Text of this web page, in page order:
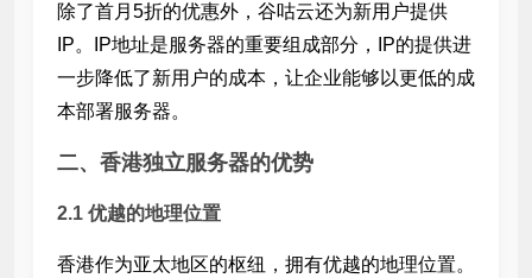
除了首月5折的优惠外，谷咕云还为新用户提供
IP。IP地址是服务器的重要组成部分，
IP的提供进
一步降低了新用户的成本，让企业能够以更低的成
本部署服务器。
二、香港独立服务器的优势
2.1 优越的地理位置
香港作为亚太地区的枢纽，拥有优越的地理位置。